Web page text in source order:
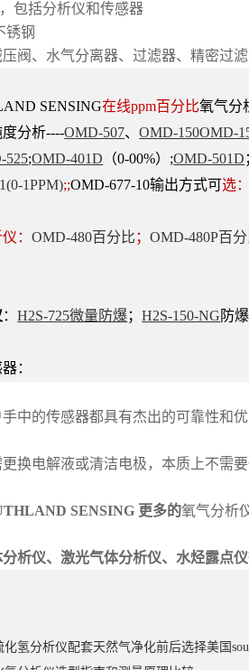
包括分析仪和传感器
锈钢
阀、水气分离器、过滤器、精密过
SENSING在线ppm百分比氧气分
分析----OMD-507、OMD-150OMD-
525;OMD-401D （0-00%）;OMD-501D
1PPM);;OMD-677-10输出方式可选
仪：OMD-480百分比 ；OMD-480P百
：H2S-725微量防爆；H2S-150-NG 防
：
中的传感器都具有杰出的可靠性和
换电解液或清洁电极，本质上不需要
SENSING 更多的氧气分析
析仪、激光气体分析仪、水烃露点仪
化氢分析仪配套天然气净化前后选择美国